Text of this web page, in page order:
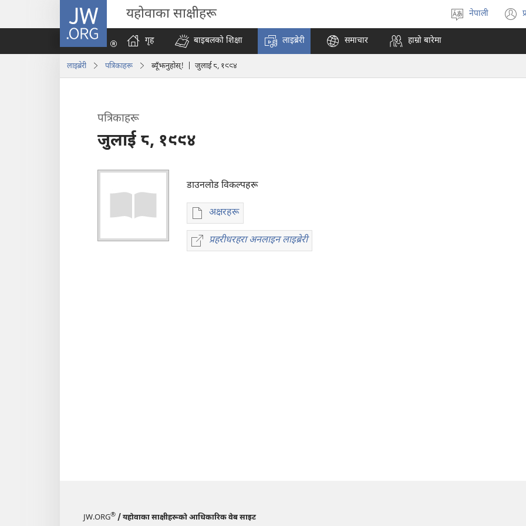
JW.ORG यहोवाका साक्षीहरू
रोज्ने
नेपाली
गृह बाइबलको शिक्षा लाइब्रेरी समाचार हाम्रो बारेमा
लाइब्रेरी पत्रिकाहरू ब्यूँझनुहोस्! | जुलाई ८, १९९४
पत्रिकाहरू
जुलाई ८, १९९४
डाउनलोड विकल्पहरू
अक्षरहरू
प्रकाशन
डाउनलोडका
विकल्प
प्रहरीधरहरा अनलाइन लाइब्रेरी
प्रहरीधरहरा
JW.ORG® / यहोवाका साक्षीहरूको आधिकारिक वेब साइट